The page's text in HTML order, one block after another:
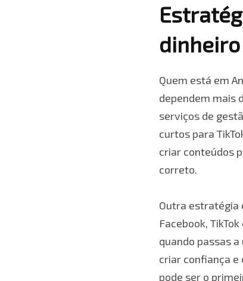
dinheiro
Quem está em
dependem mais
serviços de
curtos para
criar conteúdos
correto.
Outra estratégia
Facebook,
quando passas
criar confiança
pode ser o